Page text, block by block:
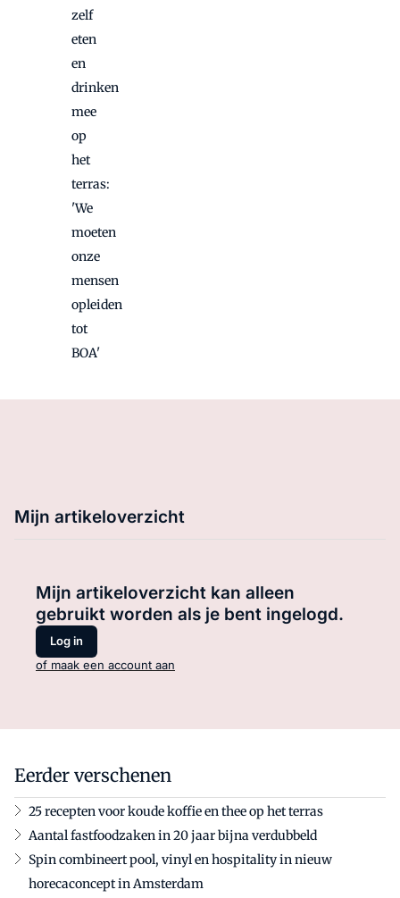
zelf
eten
en
drinken
mee
op
het
terras:
'We
moeten
onze
mensen
opleiden
tot
BOA'
Mijn artikeloverzicht
Mijn artikeloverzicht kan alleen
gebruikt worden als je bent ingelogd.
Log in
of maak een account aan
Eerder verschenen
25 recepten voor koude koffie en thee op het terras
Aantal fastfoodzaken in 20 jaar bijna verdubbeld
Spin combineert pool, vinyl en hospitality in nieuw
horecaconcept in Amsterdam